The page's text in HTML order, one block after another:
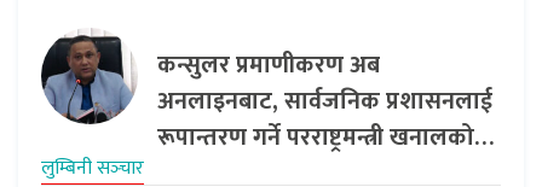
कन्सुलर प्रमाणीकरण अब
अनलाइनबाट, सार्वजनिक प्रशासनलाई
रूपान्तरण गर्ने परराष्ट्रमन्त्री खनालको…
लुम्बिनी सञ्‍चार